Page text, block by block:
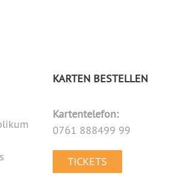
Primary
Sidebar
KARTEN BESTELLEN
Kartentelefon:
0761 888499 99
TICKETS